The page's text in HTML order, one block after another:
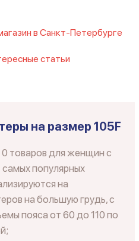
в Санкт-Петербурге
статьи
на размер 105F
товаров для женщин с
популярных
на
на большую грудь, с
пояса от 60 до 110 по